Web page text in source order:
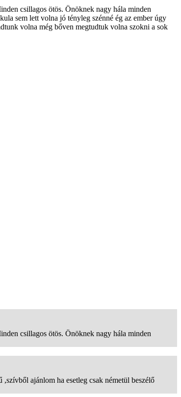
csillagos ötös. Önöknek nagy hála minden
sem lett volna jó tényleg szénné ég az ember úgy
volna még bőven megtudtuk volna szokni a sok
csillagos ötös. Önöknek nagy hála minden
ajánlom ha esetleg csak németül beszélő